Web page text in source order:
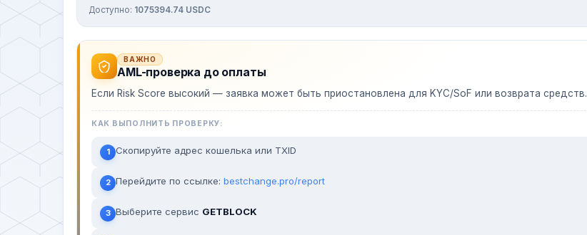
Доступно: 1075394.74 USDC
ВАЖНО
AML-проверка до оплаты
Если Risk Score высокий — заявка может быть приостановлена для KYC/SoF или возврата средств.
КАК ВЫПОЛНИТЬ ПРОВЕРКУ:
1 Скопируйте адрес кошелька или TXID
2 Перейдите по ссылке: bestchange.pro/report
3 Выберите сервис GETBLOCK